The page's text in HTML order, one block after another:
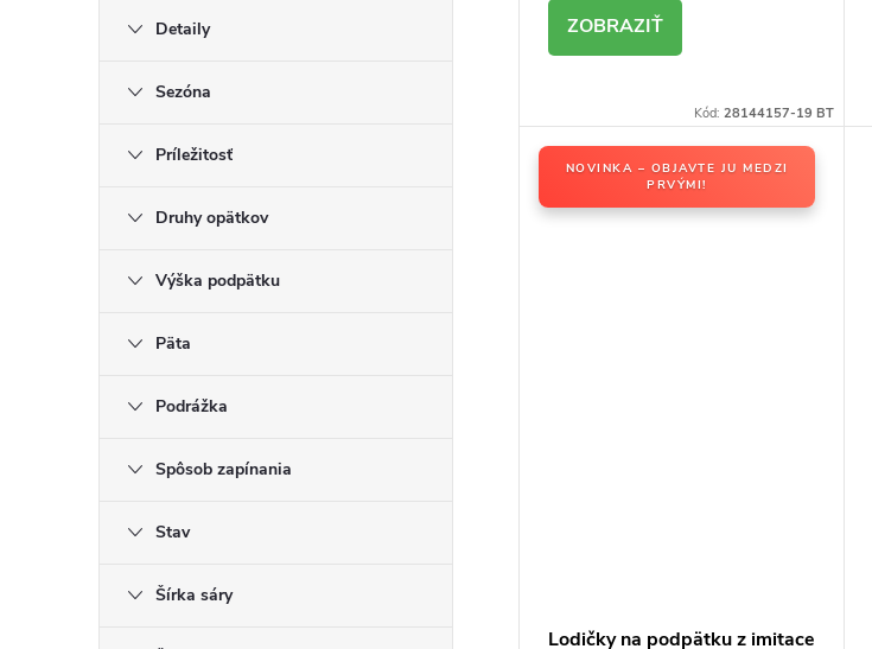
Detaily
Sezóna
Príležitosť
Druhy opätkov
Výška podpätku
Päta
Podrážka
Spôsob zapínania
Stav
Šírka sáry
Kód:28144157-19 BT
NOVINKA – OBJAVTE JU MEDZI
PRVÝMI!
Lodičky na podpätku z imitace